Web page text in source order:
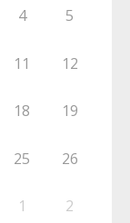
4 5
11 12
18 19
25 26
1 2